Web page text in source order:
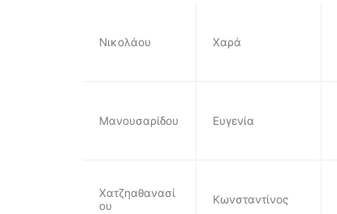
Νικολάου Χαρά
Μανουσαρίδου Ευγενία
Χατζηαθανασί
ου
Κωνσταντίνος